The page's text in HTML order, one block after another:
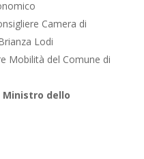
Camera di
Lodi
Mobilità del Comune di
Ministro dello